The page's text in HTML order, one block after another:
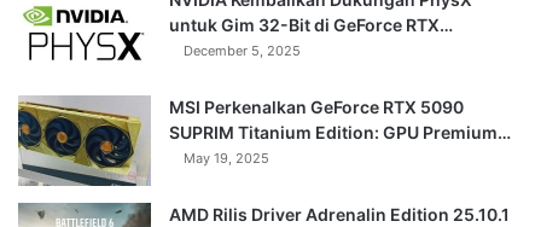
untuk Gim 32-Bit di GeForce RTX…
December 5, 2025
MSI Perkenalkan GeForce RTX 5090
SUPRIM Titanium Edition: GPU Premium…
May 19, 2025
AMD Rilis Driver Adrenalin Edition 25.10.1